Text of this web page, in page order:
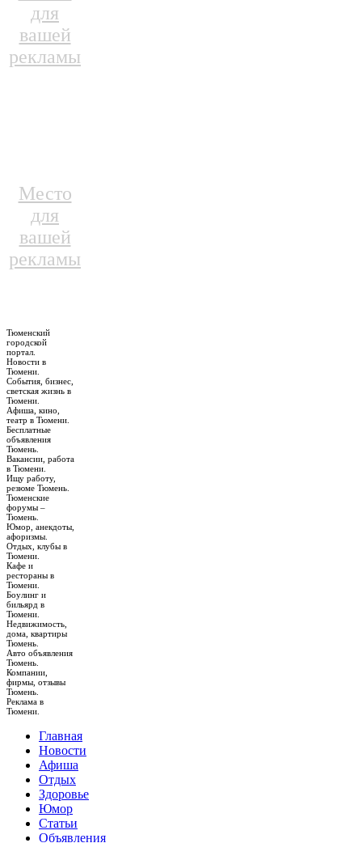
для
вашей
рекламы
Место
для
вашей
рекламы
Тюменский
городской
портал.
Новости в
Тюмени.
События, бизнес,
светская жизнь в
Тюмени.
Афиша, кино,
театр в Тюмени.
Бесплатные
объявления
Тюмень.
Вакансии, работа
в Тюмени.
Ищу работу,
резюме Тюмень.
Тюменские
форумы –
Тюмень.
Юмор, анекдоты,
афоризмы.
Отдых, клубы в
Тюмени.
Кафе и
рестораны в
Тюмени.
Боулинг и
бильярд в
Тюмени.
Недвижимость,
дома, квартиры
Тюмень.
Авто объявления
Тюмень.
Компании,
фирмы, отзывы
Тюмень.
Реклама в
Тюмени.
Главная
Новости
Афиша
Отдых
Здоровье
Юмор
Статьи
Объявления